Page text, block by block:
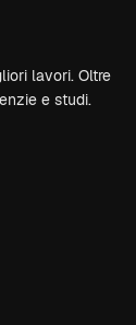
lavori. Oltre
e studi.